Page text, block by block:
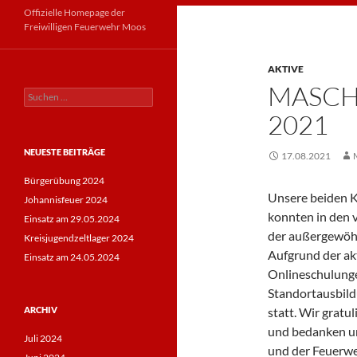
AKTIVE
2021
17.08.2021
Unsere beiden
konnten in den
der
Aufgrund der
statt. Wir
und bedanken
und der
Offizielle Homepage der
Freiwilligen Feuerwehr Moos
Suche
nach:
NEUESTE BEITRÄGE
Bürgerübung 2024
Johannisfeuer 2024
Einsatz am 29.05.2024
Kreisjugendzeltlager 2024
Einsatz am 24.05.2024
ARCHIV
Juli 2024